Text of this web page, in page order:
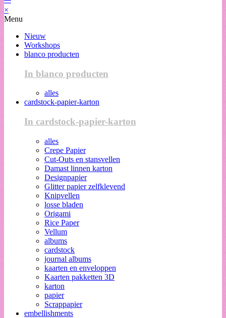
×
Menu
Nieuw
Workshops
blanco producten
In blanco producten
alles
cardstock-papier-karton
In cardstock-papier-karton
alles
Crepe Papier
Cut-Outs en stansvellen
Damast linnen karton
Designpapier
Glitter papier zelfklevend
Knipvellen
losse bladen
Origami
Rice Paper
Vellum
albums
cardstock
journal albums
kaarten en enveloppen
Kaarten pakketten 3D
karton
papier
Scrappapier
embellishments